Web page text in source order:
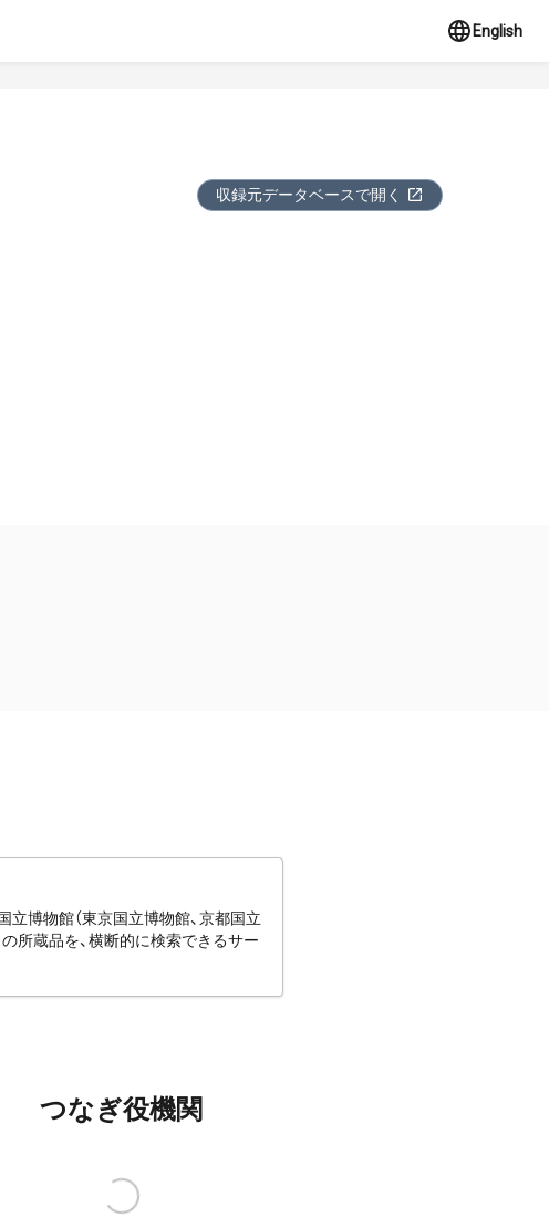
English
収録元データベースで開く
博物館（東京国立博物館、京都国立
所蔵品を、横断的に検索できるサー
つなぎ役機関